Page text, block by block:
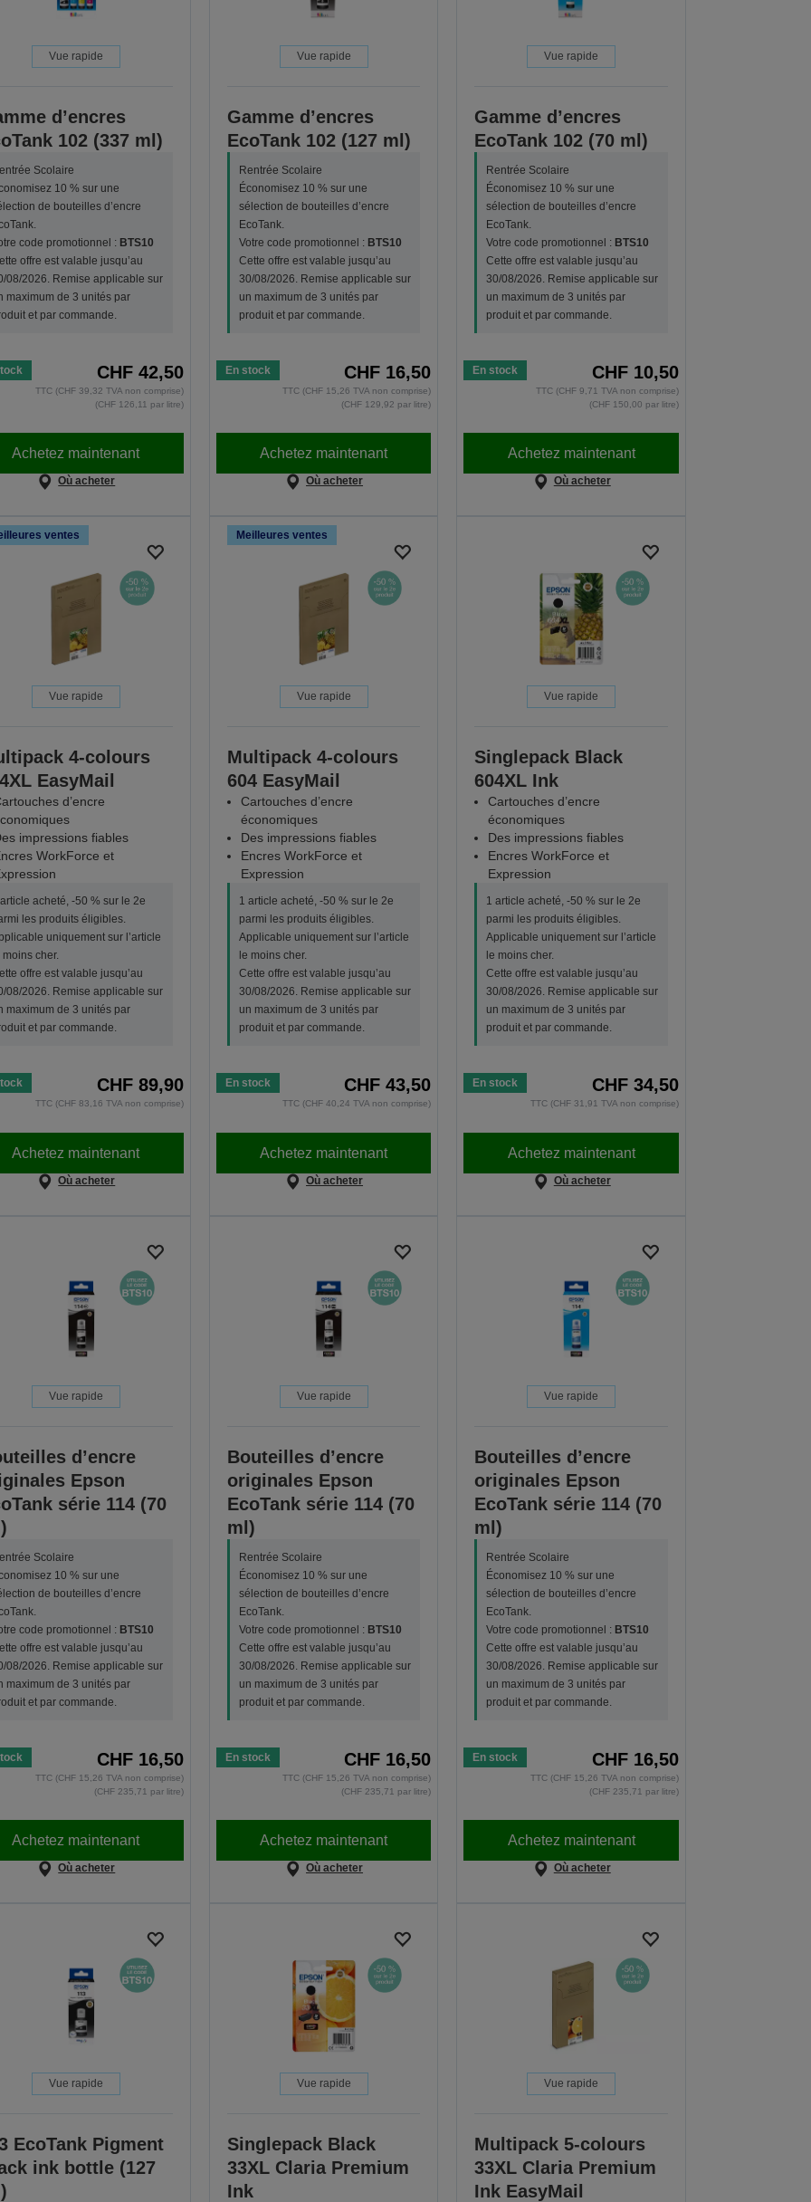
Vue rapide
d’encres
102 (337 ml)
Scolaire
10 % sur une
de bouteilles d’encre
code promotionnel : BTS10
offre est valable jusqu’au
08/2026. Remise applicable sur
maximum de 3 unités par
et par commande.
CHF 42,50
TTC (CHF 39,32 TVA non comprise)
(CHF 126,11 par litre)
Achetez maintenant
Où acheter
Vue rapide
Gamme d’encres
EcoTank 102 (127 ml)
Rentrée Scolaire
Économisez 10 % sur une
sélection de bouteilles d’encre
EcoTank.
Votre code promotionnel : BTS10
Cette offre est valable jusqu’au
30/08/2026. Remise applicable sur
un maximum de 3 unités par
produit et par commande.
En stock CHF 16,50
TTC (CHF 15,26 TVA non comprise)
(CHF 129,92 par litre)
Achetez maintenant
Où acheter
Vue rapide
Gamme d’encres
EcoTank 102 (70 ml)
Rentrée Scolaire
Économisez 10 % sur une
sélection de bouteilles d’encre
EcoTank.
Votre code promotionnel : BTS10
Cette offre est valable jusqu’au
30/08/2026. Remise applicable sur
un maximum de 3 unités par
produit et par commande.
En stock CHF 10,50
TTC (CHF 9,71 TVA non comprise)
(CHF 150,00 par litre)
Achetez maintenant
Où acheter
ventes
Vue rapide
4-colours
EasyMail
d’encre
impressions fiables
WorkForce et
acheté, -50 % sur le 2e
les produits éligibles.
uniquement sur l’article
moins cher.
offre est valable jusqu’au
08/2026. Remise applicable sur
maximum de 3 unités par
et par commande.
CHF 89,90
TTC (CHF 83,16 TVA non comprise)
Achetez maintenant
Où acheter
Meilleures ventes
Vue rapide
Multipack 4-colours
604 EasyMail
Cartouches d’encre
économiques
Des impressions fiables
Encres WorkForce et
Expression
1 article acheté, -50 % sur le 2e
parmi les produits éligibles.
Applicable uniquement sur l’article
le moins cher.
Cette offre est valable jusqu’au
30/08/2026. Remise applicable sur
un maximum de 3 unités par
produit et par commande.
En stock CHF 43,50
TTC (CHF 40,24 TVA non comprise)
Achetez maintenant
Où acheter
Vue rapide
Singlepack Black
604XL Ink
Cartouches d’encre
économiques
Des impressions fiables
Encres WorkForce et
Expression
1 article acheté, -50 % sur le 2e
parmi les produits éligibles.
Applicable uniquement sur l’article
le moins cher.
Cette offre est valable jusqu’au
30/08/2026. Remise applicable sur
un maximum de 3 unités par
produit et par commande.
En stock CHF 34,50
TTC (CHF 31,91 TVA non comprise)
Achetez maintenant
Où acheter
Vue rapide
d’encre
Epson
série 114 (70
Scolaire
10 % sur une
de bouteilles d’encre
code promotionnel : BTS10
offre est valable jusqu’au
08/2026. Remise applicable sur
maximum de 3 unités par
et par commande.
CHF 16,50
TTC (CHF 15,26 TVA non comprise)
(CHF 235,71 par litre)
Achetez maintenant
Où acheter
Vue rapide
Bouteilles d’encre
originales Epson
EcoTank série 114 (70
ml)
Rentrée Scolaire
Économisez 10 % sur une
sélection de bouteilles d’encre
EcoTank.
Votre code promotionnel : BTS10
Cette offre est valable jusqu’au
30/08/2026. Remise applicable sur
un maximum de 3 unités par
produit et par commande.
En stock CHF 16,50
TTC (CHF 15,26 TVA non comprise)
(CHF 235,71 par litre)
Achetez maintenant
Où acheter
Vue rapide
Bouteilles d’encre
originales Epson
EcoTank série 114 (70
ml)
Rentrée Scolaire
Économisez 10 % sur une
sélection de bouteilles d’encre
EcoTank.
Votre code promotionnel : BTS10
Cette offre est valable jusqu’au
30/08/2026. Remise applicable sur
un maximum de 3 unités par
produit et par commande.
En stock CHF 16,50
TTC (CHF 15,26 TVA non comprise)
(CHF 235,71 par litre)
Achetez maintenant
Où acheter
Vue rapide
EcoTank Pigment
ink bottle (127
Vue rapide
Singlepack Black
33XL Claria Premium
Ink
Vue rapide
Multipack 5-colours
33XL Claria Premium
Ink EasyMail